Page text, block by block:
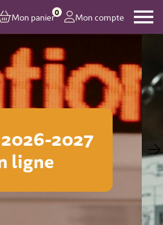
Mon panier0 Mon compte
en ligne
les activités
du 24 août